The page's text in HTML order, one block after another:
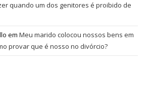
quando um dos genitores é proibido de
emMeu marido colocou nossos bens em
provar que é nosso no divórcio?